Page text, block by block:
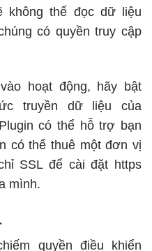
không thể đọc dữ liệu
có quyền truy cập
hoạt động, hãy bật
truyền dữ liệu của
có thể hỗ trợ bạn
có thể thuê một đơn vị
SSL để cài đặt https
mình.
quyền điều khiển